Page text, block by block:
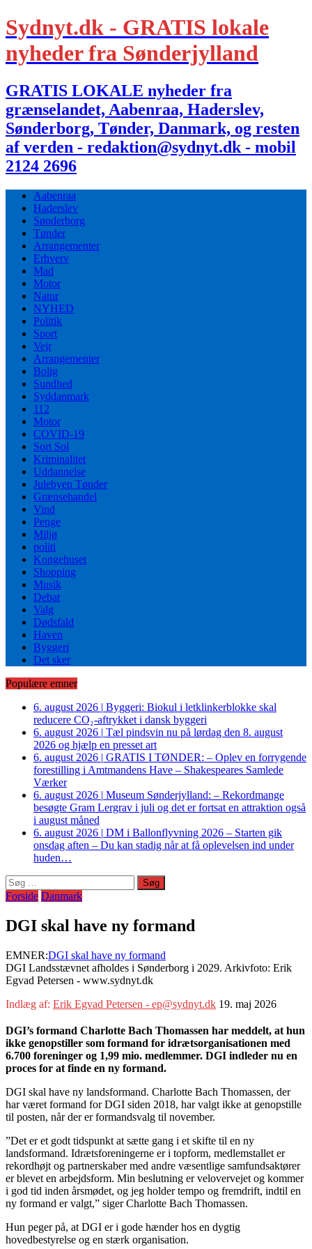
Sydnyt.dk - GRATIS lokale
nyheder fra Sønderjylland
GRATIS LOKALE nyheder fra
grænselandet, Aabenraa, Haderslev,
Sønderborg, Tønder, Danmark, og resten
af verden - redaktion@sydnyt.dk - mobil
2124 2696
Aabenraa
Haderslev
Sønderborg
Tønder
Arrangementer
Erhverv
Mad
Motor
Natur
NYHED
Politik
Sport
Vejr
Arrangementer
Bolig
Sundhed
Syddanmark
112
Motor
COVID-19
Sort Sol
Kriminalitet
Uddannelse
Julebyen Tønder
Grænsehandel
Vind
Penge
Miljø
politi
Kongehuset
Shopping
Musik
Debat
Valg
Dødsfald
Haven
Byggeri
Det sker
Populære emner
6. august 2026 | Byggeri: Biokul i letklinkerblokke skal
reducere CO₂-aftrykket i dansk byggeri
6. august 2026 | Tæl pindsvin nu på lørdag den 8. august
2026 og hjælp en presset art
6. august 2026 | GRATIS I TØNDER: – Oplev en forrygende
forestilling i Amtmandens Have – Shakespeares Samlede
Værker
6. august 2026 | Museum Sønderjylland: – Rekordmange
besøgte Gram Lergrav i juli og det er fortsat en attraktion også
i august måned
6. august 2026 | DM i Ballonflyvning 2026 – Starten gik
onsdag aften – Du kan stadig når at få oplevelsen ind under
huden…
Søg
efter:
Forside Danmark
DGI skal have ny formand
EMNER:DGI skal have ny formand
DGI Landsstævnet afholdes i Sønderborg i 2029. Arkivfoto: Erik
Egvad Petersen - www.sydnyt.dk
Indlæg af: Erik Egvad Petersen - ep@sydnyt.dk 19. maj 2026
DGI’s formand Charlotte Bach Thomassen har meddelt, at hun
ikke genopstiller som formand for idrætsorganisationen med
6.700 foreninger og 1,99 mio. medlemmer. DGI indleder nu en
proces for at finde en ny formand.
DGI skal have ny landsformand. Charlotte Bach Thomassen, der
har været formand for DGI siden 2018, har valgt ikke at genopstille
til posten, når der er formandsvalg til november.
”Det er et godt tidspunkt at sætte gang i et skifte til en ny
landsformand. Idrætsforeningerne er i topform, medlemstallet er
rekordhøjt og partnerskaber med andre væsentlige samfundsaktører
er blevet en arbejdsform. Min beslutning er velovervejet og kommer
i god tid inden årsmødet, og jeg holder tempo og fremdrift, indtil en
ny formand er valgt,” siger Charlotte Bach Thomassen.
Hun peger på, at DGI er i gode hænder hos en dygtig
hovedbestyrelse og en stærk organisation.